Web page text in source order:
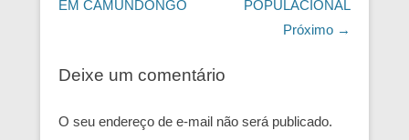
EM CAMUNDONGO
POPULACIONAL
Próximo →
Deixe um comentário
O seu endereço de e-mail não será publicado.